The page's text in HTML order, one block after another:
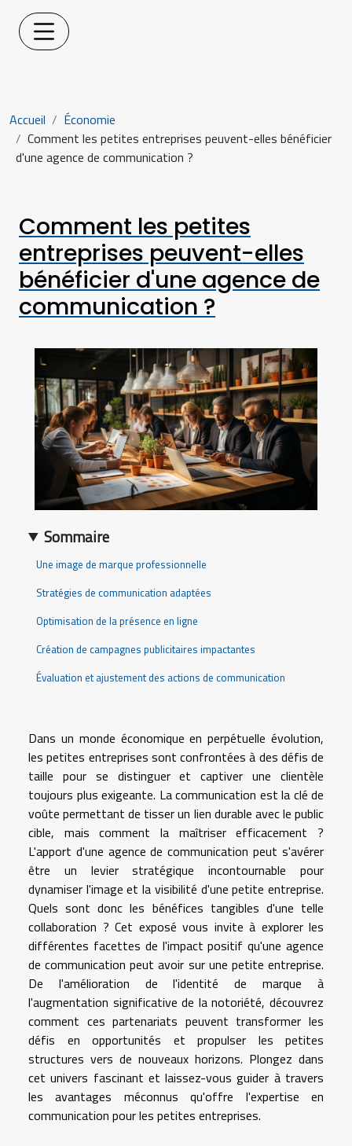
Accueil
Économie
Comment les petites entreprises peuvent-elles bénéficier
d'une agence de communication ?
Comment les petites
entreprises peuvent-elles
bénéficier d'une agence de
communication ?
Sommaire
Une image de marque professionnelle
Stratégies de communication adaptées
Optimisation de la présence en ligne
Création de campagnes publicitaires impactantes
Évaluation et ajustement des actions de communication
Dans un monde économique en perpétuelle évolution,
les petites entreprises sont confrontées à des défis de
taille pour se distinguer et captiver une clientèle
toujours plus exigeante. La communication est la clé de
voûte permettant de tisser un lien durable avec le public
cible, mais comment la maîtriser efficacement ?
L'apport d'une agence de communication peut s'avérer
être un levier stratégique incontournable pour
dynamiser l'image et la visibilité d'une petite entreprise.
Quels sont donc les bénéfices tangibles d'une telle
collaboration ? Cet exposé vous invite à explorer les
différentes facettes de l'impact positif qu'une agence
de communication peut avoir sur une petite entreprise.
De l'amélioration de l'identité de marque à
l'augmentation significative de la notoriété, découvrez
comment ces partenariats peuvent transformer les
défis en opportunités et propulser les petites
structures vers de nouveaux horizons. Plongez dans
cet univers fascinant et laissez-vous guider à travers
les avantages méconnus qu'offre l'expertise en
communication pour les petites entreprises.